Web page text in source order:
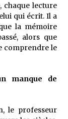
chaque lecture
qui écrit. Il a
la mémoire
alors que
comprendre le
manque de
le professeur